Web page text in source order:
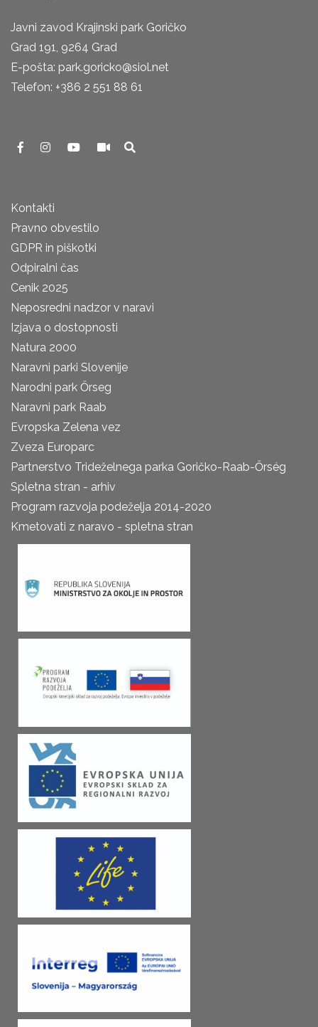
Javni zavod Krajinski park Goričko
Grad 191, 9264 Grad
E-pošta: park.goricko@siol.net
Telefon: +386 2 551 88 61
Kontakti
Pravno obvestilo
GDPR in piškotki
Odpiralni čas
Cenik 2025
Neposredni nadzor v naravi
Izjava o dostopnosti
Natura 2000
Naravni parki Slovenije
Narodni park Őrseg
Naravni park Raab
Evropska Zelena vez
Zveza Europarc
Partnerstvo Trideželnega parka Goričko-Raab-Őrség
Spletna stran - arhiv
Program razvoja podeželja 2014-2020
Kmetovati z naravo - spletna stran